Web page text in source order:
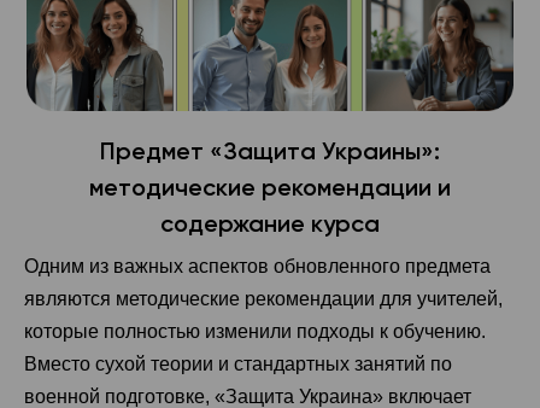
Предмет «Защита Украины»:
методические рекомендации и
содержание курса
Одним из важных аспектов обновленного предмета
являются методические рекомендации для учителей,
которые полностью изменили подходы к обучению.
Вместо сухой теории и стандартных занятий по
военной подготовке, «Защита Украина» включает